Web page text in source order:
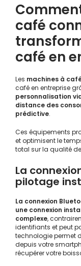
café
café en
Les machines à
café en entreprise
personnalisation
distance des
prédictive.
Ces équipements
et optimisent le
total sur la qualité
La
pilotage
La connexion
une connexion
complexe,
identifiants et peut
technologie permet
depuis votre
récupérer votre